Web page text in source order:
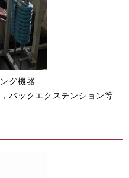
グ機器
バックエクステンション等